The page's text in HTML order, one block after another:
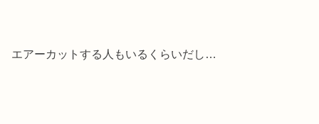
エアーカットする人もいるくらいだし…